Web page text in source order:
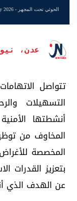
الحوثي تحت المجهر - Saturday 04 July 2026 الساعة 07:25 pm
عدن،
تتواصل
التسهيلات
أنشطتها
المخاوف من
المخصصة
بتعزيز القدرات
عن الهدف الذي